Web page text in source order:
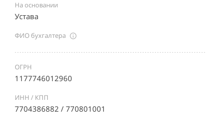
На основании
Устава
ФИО бухгалтера
ОГРН
1177746012960
ИНН / КПП
7704386882 / 770801001